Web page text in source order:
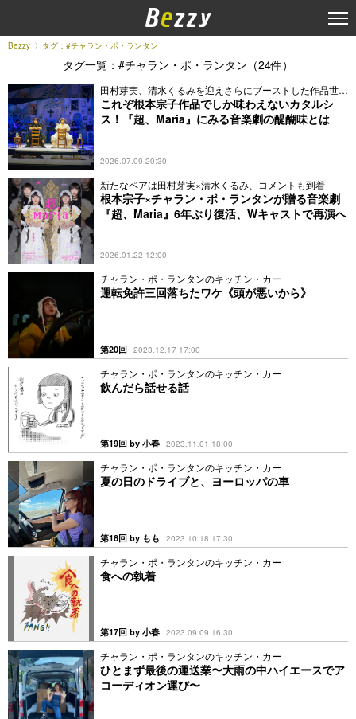
Bezzy タグ：#チャラン・ポ・ランタン
タグ一覧：#チャラン・ポ・ランタン（24件）
田村芽実、清水くるみを迎えさらにブーストした作品世界
に迫る
これぞ根本宗子作品でしか味わえないカタルシ
ス！『超、Maria』にみる音楽劇の醍醐味とは
2026.07.09 20:30
新たなペアは田村芽実×清水くるみ、コメントも到着
根本宗子×チャラン・ポ・ランタンが贈る音楽劇
『超、Maria』6年ぶり復活、Wキャストで再演へ
2026.01.22 12:00
チャラン・ポ・ランタンのキッチン・カー
運転免許三回落ちたワケ《頭が悪いから》
第20回 2023.12.17 17:00
チャラン・ポ・ランタンのキッチン・カー
飲んだら話せる話
第19回 by 小春 2023.11.01 18:00
チャラン・ポ・ランタンのキッチン・カー
夏の日のドライブと、ヨーロッパの車
第18回 by もも 2023.10.18 17:30
チャラン・ポ・ランタンのキッチン・カー
食への執着
第17回 by 小春 2023.09.09 16:30
チャラン・ポ・ランタンのキッチン・カー
ひとまず最後の運送業〜大雨の中ハイエースでア
コーディオン運び〜